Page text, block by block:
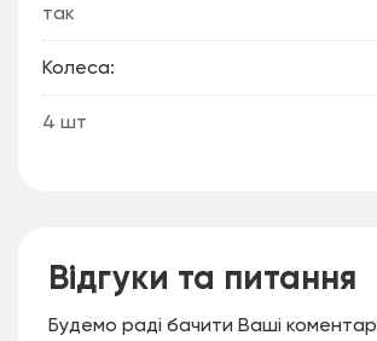
так
Колеса
4 шт
Відгуки та питання
Будемо раді бачити Ваші